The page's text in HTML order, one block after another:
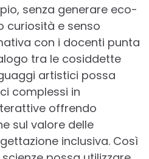
senza generare eco-
curiosità e senso
con i docenti punta
tra le cosiddette
artistici possa
complessi in
offrendo
sul valore delle
inclusiva. Così